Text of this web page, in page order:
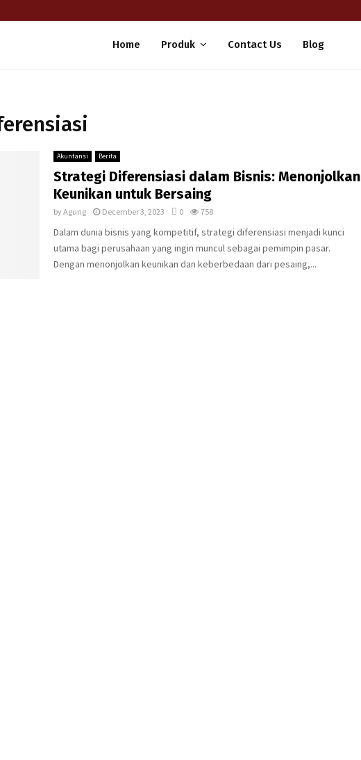
Home Produk Contact Us Blog
Akuntansi Berita
Strategi Diferensiasi dalam Bisnis: Menonjolkan
Keunikan untuk Bersaing
byAgung December 3, 2023 0 758
Dalam dunia bisnis yang kompetitif, strategi diferensiasi menjadi kunci
utama bagi perusahaan yang ingin muncul sebagai pemimpin pasar.
Dengan menonjolkan keunikan dan keberbedaan dari pesaing,...